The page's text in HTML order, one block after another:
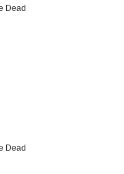
Dead
Dead